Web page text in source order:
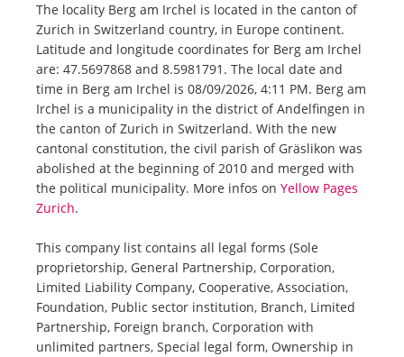
The locality Berg am Irchel is located in the canton of
Zurich in Switzerland country, in Europe continent.
Latitude and longitude coordinates for Berg am Irchel
are: 47.5697868 and 8.5981791. The local date and
time in Berg am Irchel is 08/09/2026, 4:11 PM. Berg am
Irchel is a municipality in the district of Andelfingen in
the canton of Zurich in Switzerland. With the new
cantonal constitution, the civil parish of Gräslikon was
abolished at the beginning of 2010 and merged with
the political municipality. More infos on Yellow Pages
Zurich.
This company list contains all legal forms (Sole
proprietorship, General Partnership, Corporation,
Limited Liability Company, Cooperative, Association,
Foundation, Public sector institution, Branch, Limited
Partnership, Foreign branch, Corporation with
unlimited partners, Special legal form, Ownership in